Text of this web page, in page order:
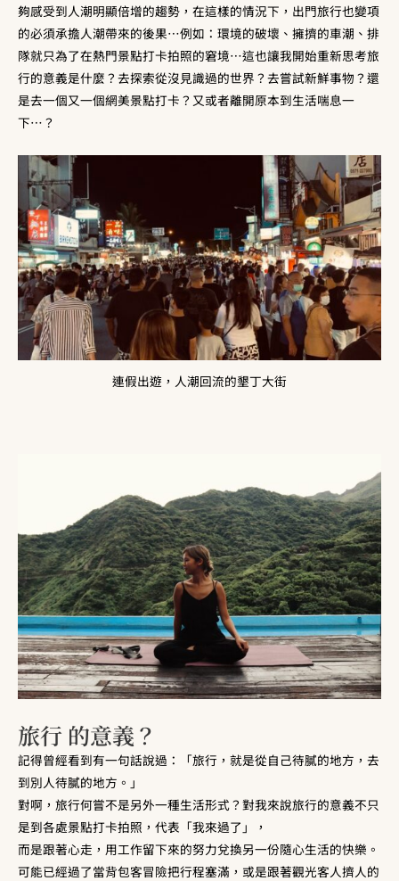
夠感受到人潮明顯倍增的趨勢，在這樣的情況下，出門旅行也變項
的必須承擔人潮帶來的後果…例如：環境的破壞、擁擠的車潮、排
隊就只為了在熱門景點打卡拍照的窘境…這也讓我開始重新思考旅
行的意義是什麼？去探索從沒見識過的世界？去嘗試新鮮事物？還
是去一個又一個網美景點打卡？又或者離開原本到生活喘息一
下…？
連假出遊，人潮回流的墾丁大街
旅行 的意義？
記得曾經看到有一句話說過：「旅行，就是從自己待膩的地方，去
到別人待膩的地方。」
對啊，旅行何嘗不是另外一種生活形式？對我來說旅行的意義不只
是到各處景點打卡拍照，代表「我來過了」，
而是跟著心走，用工作留下來的努力兌換另一份隨心生活的快樂。
可能已經過了當背包客冒險把行程塞滿，或是跟著觀光客人擠人的